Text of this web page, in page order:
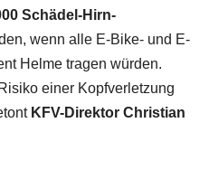
Schädel-Hirn-
wenn alle E-Bike- und E-
Helme tragen würden.
einer Kopfverletzung
KFV-Direktor Christian